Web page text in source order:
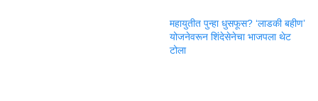
महायुतीत पुन्हा धुसफूस? ‘लाडकी बहीण’
योजनेवरून शिंदेसेनेचा भाजपला थेट
टोला